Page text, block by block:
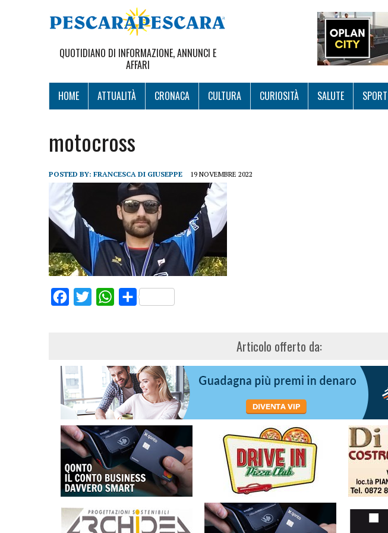
QUOTIDIANO DI INFORMAZIONE, ANNUNCI E
AFFARI
HOME ATTUALITÀ CRONACA CULTURA CURIOSITÀ SALUTE SPORT
motocross
POSTED BY: FRANCESCA DI GIUSEPPE 19 NOVEMBRE 2022
FacebookTwitterWhatsApp
Share
Articolo offerto da: